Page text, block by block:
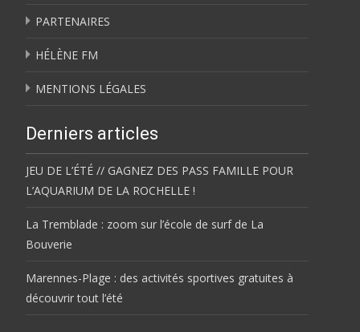
PARTENAIRES
HÉLÈNE FM
MENTIONS LÉGALES
Derniers articles
JEU DE L’ÉTÉ // GAGNEZ DES PASS FAMILLE POUR
L’AQUARIUM DE LA ROCHELLE !
La Tremblade : zoom sur l’école de surf de La
Bouverie
Marennes-Plage : des activités sportives gratuites à
découvrir tout l’été